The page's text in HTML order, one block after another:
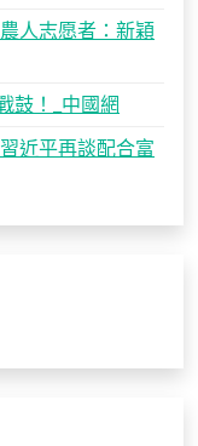
人志愿者：新穎
鼓！_中國網
近平再談配合富